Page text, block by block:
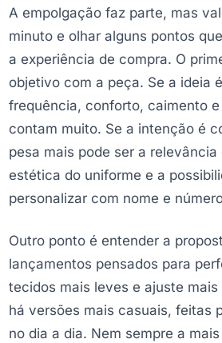
A empolgação faz parte, mas
minuto e olhar alguns pontos
a experiência de compra. O
objetivo com a peça. Se a ideia
frequência, conforto, caimento
contam muito. Se a intenção é
pesa mais pode ser a
estética do uniforme e a
personalizar com nome e
Outro ponto é entender a
lançamentos pensados para
tecidos mais leves e ajuste
há versões mais casuais, feitas
no dia a dia. Nem sempre a